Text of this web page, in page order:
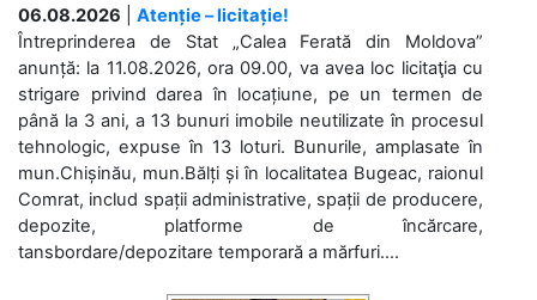
06.08.2026
Atenție – licitație!
Întreprinderea de Stat „Calea Ferată din Moldova”
anunță: la 11.08.2026, ora 09.00, va avea loc licitaţia cu
strigare privind darea în locațiune, pe un termen de
până la 3 ani, a 13 bunuri imobile neutilizate în procesul
tehnologic, expuse în 13 loturi. Bunurile, amplasate în
mun.Chișinău, mun.Bălți și în localitatea Bugeac, raionul
Comrat, includ spații administrative, spații de producere,
depozite, platforme de încărcare,
tansbordare/depozitare temporară a mărfuri....